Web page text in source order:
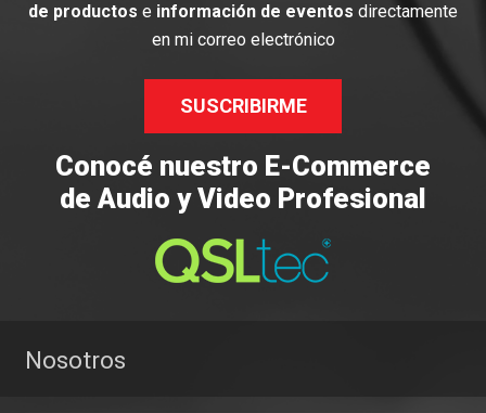
de productos e información de eventos directamente
en mi correo electrónico
SUSCRIBIRME
Conocé nuestro E-Commerce
de Audio y Video Profesional
Nosotros